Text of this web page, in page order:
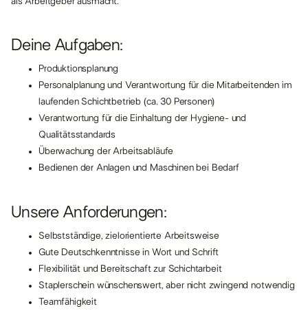
Deine Aufgaben:
Produktionsplanung
Personalplanung und Verantwortung für die Mitarbeitenden im
laufenden Schichtbetrieb (ca. 30 Personen)
Verantwortung für die Einhaltung der Hygiene- und
Qualitätsstandards
Überwachung der Arbeitsabläufe
Bedienen der Anlagen und Maschinen bei Bedarf
Unsere Anforderungen:
Selbstständige, zielorientierte Arbeitsweise
Gute Deutschkenntnisse in Wort und Schrift
Flexibilität und Bereitschaft zur Schichtarbeit
Staplerschein wünschenswert, aber nicht zwingend notwendig
Teamfähigkeit